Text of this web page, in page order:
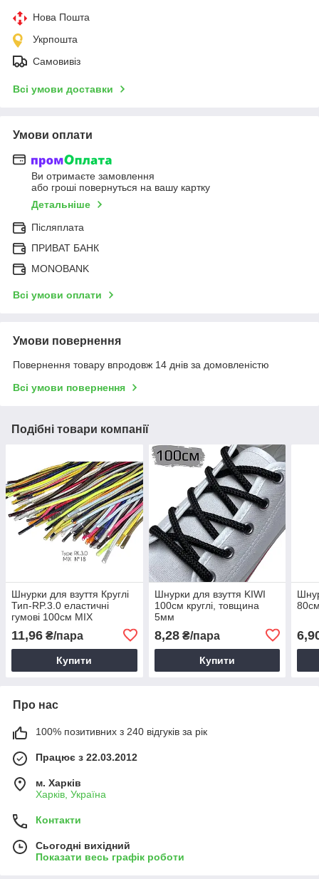
Нова Пошта
Укрпошта
Самовивіз
Всі умови доставки
Умови оплати
Ви отримаєте замовлення
або гроші повернуться на вашу картку
Детальніше
Післяплата
ПРИВАТ БАНК
MONOBANK
Всі умови оплати
Умови повернення
Повернення товару впродовж 14 днів за домовленістю
Всі умови повернення
Подібні товари компанії
Шнурки для взуття Круглі
Тип-RP.3.0 еластичні
гумові 100см MIX
11,96 ₴/пара
Купити
Шнурки для взуття KIWI
100см круглі, товщина
5мм
8,28₴/пара
Купити
Про нас
100% позитивних з 240 відгуків за рік
Працює з 22.03.2012
м. Харків
Харків, Україна
Контакти
Сьогодні вихідний
Показати весь графік роботи